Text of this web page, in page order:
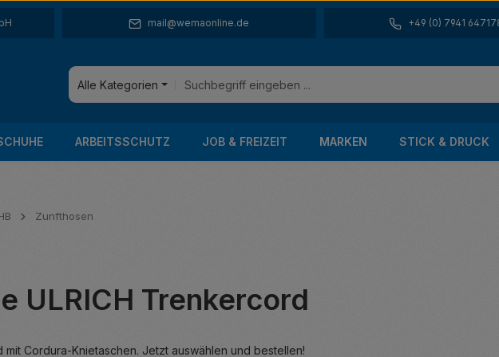
mail@wemaonline.de +49 (0) 7941
Alle Kategorien
ARBEITSSCHUTZ JOB & FREIZEIT MARKEN STICK & DRUCK
Zunfthosen
5 Sternen
ULRICH Trenkercord
mit Cordura-Knietaschen. Jetzt auswählen und bestellen!